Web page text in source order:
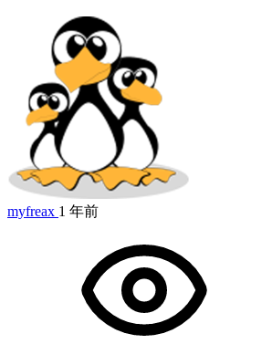
myfreax 1 年前